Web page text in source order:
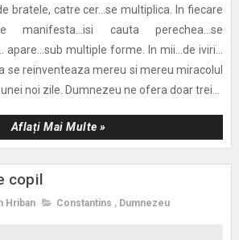
bratele, catre cer...se multiplica. In fiecare
manifesta...isi cauta perechea...se
apare...sub multiple forme. In mii…de iviri…
se reinventeaza mereu si mereu miracolul
noi zile. Dumnezeu ne ofera doar trei...
Aflați Mai Multe »
copil
Hriban Constantins , Dumnezeu